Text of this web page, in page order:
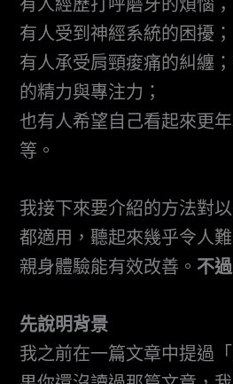
有人經歷打呼磨牙的煩惱；
有人受到神經系統的困擾；
有人承受肩頸痠痛的糾纏
的精力與專注力；
也有人希望自己看起來更
等。
我接下來要介紹的方法對
都適用，聽起來幾乎令人
親身體驗能有效改善。 不
先說明背景
我之前在一篇文章中提過